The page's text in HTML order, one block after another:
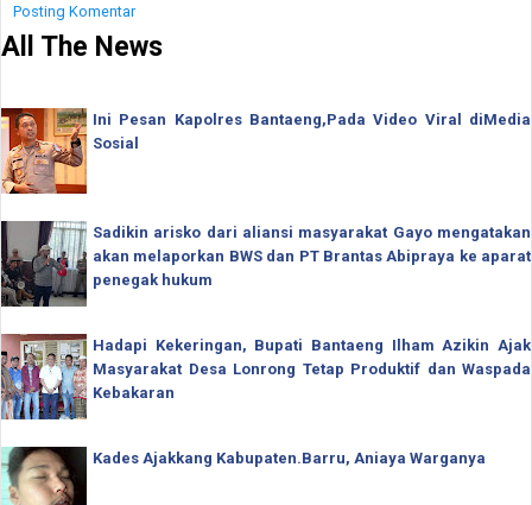
Posting Komentar
All The News
Ini Pesan Kapolres Bantaeng,Pada Video Viral diMedia
Sosial
Sadikin arisko dari aliansi masyarakat Gayo mengatakan
akan melaporkan BWS dan PT Brantas Abipraya ke aparat
penegak hukum
Hadapi Kekeringan, Bupati Bantaeng Ilham Azikin Ajak
Masyarakat Desa Lonrong Tetap Produktif dan Waspada
Kebakaran
Kades Ajakkang Kabupaten.Barru, Aniaya Warganya